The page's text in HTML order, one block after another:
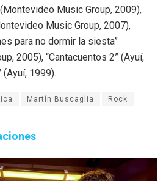
Music Group, 2009),
Music Group, 2007),
para no dormir la siesta”
2005), “Cantacuentos 2” (Ayuí,
(Ayuí, 1999).
Martín Buscaglia Rock